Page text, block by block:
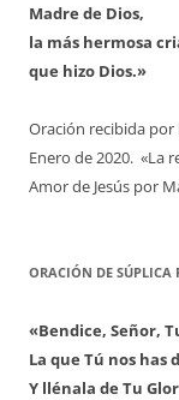
Madre de Dios,
la más hermosa
que hizo Dios.»
Oración recibida por
Enero de 2020. «La
Amor de Jesús por
ORACIÓN DE SÚPLICA
«Bendice, Señor,
La que Tú nos has
Y llénala de Tu